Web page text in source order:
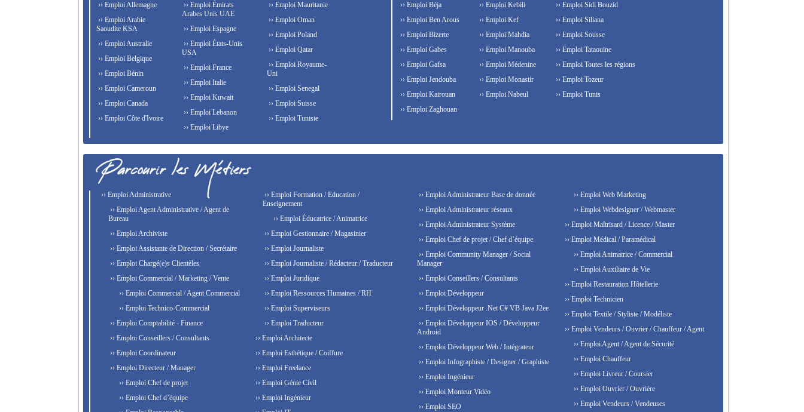
›› Emploi Allemagne
›› Emploi Arabie
Saoudite KSA
›› Emploi Australie
›› Emploi Belgique
›› Emploi Bénin
›› Emploi Cameroun
›› Emploi Canada
›› Emploi Côte d'Ivoire
›› Emploi Émirats
Arabes Unis UAE
›› Emploi Espagne
›› Emploi États-Unis
USA
›› Emploi France
›› Emploi Italie
›› Emploi Kuwait
›› Emploi Lebanon
›› Emploi Libye
›› Emploi Mauritanie
›› Emploi Oman
›› Emploi Poland
›› Emploi Qatar
›› Emploi Royaume-
Uni
›› Emploi Senegal
›› Emploi Suisse
›› Emploi Tunisie
›› Emploi Béja
›› Emploi Ben Arous
›› Emploi Bizerte
›› Emploi Gabes
›› Emploi Gafsa
›› Emploi Jendouba
›› Emploi Kairouan
›› Emploi Kebili
›› Emploi Kef
›› Emploi Mahdia
›› Emploi Manouba
›› Emploi Médenine
›› Emploi Monastir
›› Emploi Nabeul
›› Emploi Sidi Bouzid
›› Emploi Siliana
›› Emploi Sousse
›› Emploi Tataouine
›› Emploi Toutes les régions
›› Emploi Tozeur
›› Emploi Tunis
›› Emploi Zaghouan
›› Emploi Administrative
›› Emploi Agent Administrative / Agent de
Bureau
›› Emploi Archiviste
›› Emploi Assistante de Direction / Secrétaire
›› Emploi Chargé(e)s Clientèles
›› Emploi Commercial / Marketing / Vente
›› Emploi Commercial / Agent Commercial
›› Emploi Technico-Commercial
›› Emploi Comptabilité - Finance
›› Emploi Conseillers / Consultants
›› Emploi Coordinateur
›› Emploi Directeur / Manager
›› Emploi Chef de projet
›› Emploi Chef d’équipe
›› Emploi Formation / Education /
Enseignement
›› Emploi Éducatrice / Animatrice
›› Emploi Gestionnaire / Magasinier
›› Emploi Journaliste
›› Emploi Journaliste / Rédacteur / Traducteur
›› Emploi Juridique
›› Emploi Ressources Humaines / RH
›› Emploi Superviseurs
›› Emploi Traducteur
›› Emploi Architecte
›› Emploi Esthétique / Coiffure
›› Emploi Freelance
›› Emploi Génie Civil
›› Emploi Ingénieur
›› Emploi Administrateur Base de donnée
›› Emploi Administrateur réseaux
›› Emploi Administrateur Système
›› Emploi Chef de projet / Chef d’équipe
›› Emploi Community Manager / Social
Manager
›› Emploi Conseillers / Consultants
›› Emploi Développeur
›› Emploi Développeur .Net C# VB Java J2ee
›› Emploi Développeur IOS / Développeur
Android
›› Emploi Développeur Web / Intégrateur
›› Emploi Infographiste / Designer / Graphiste
›› Emploi Ingénieur
›› Emploi Monteur Vidéo
›› Emploi SEO
›› Emploi Web Marketing
›› Emploi Webdesigner / Webmaster
›› Emploi Maîtrisard / Licence / Master
›› Emploi Médical / Paramédical
›› Emploi Animatrice / Commercial
›› Emploi Auxiliaire de Vie
›› Emploi Restauration Hôtellerie
›› Emploi Technicien
›› Emploi Textile / Styliste / Modéliste
›› Emploi Vendeurs / Ouvrier / Chauffeur / Agent
›› Emploi Agent / Agent de Sécurité
›› Emploi Chauffeur
›› Emploi Livreur / Coursier
›› Emploi Ouvrier / Ouvrière
›› Emploi Vendeurs / Vendeuses